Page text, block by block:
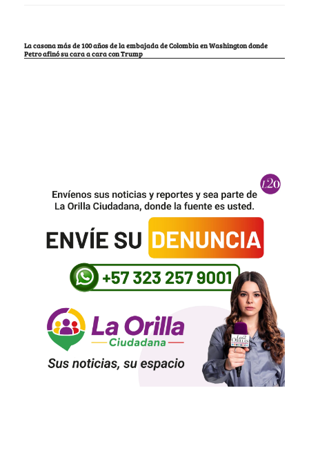
La casona más de 100 años de la embajada de Colombia en Washington donde
Petro afinó su cara a cara con Trump